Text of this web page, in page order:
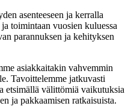
asenteeseen ja kerralla
toimintaan vuosien kuluessa
parannuksen ja kehityksen
asiakkaitakin vahvemmin
Tavoittelemme jatkuvasti
etsimällä välittömiä vaikutuksia
ja pakkaamisen ratkaisuista.